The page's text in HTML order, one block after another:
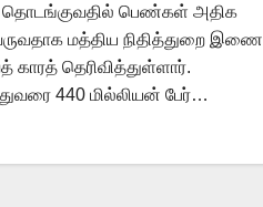
பெண்கள் அதிக
மத்திய நிதித்துறை இணை
தெரிவித்துள்ளார்.
440 மில்லியன் பேர்…